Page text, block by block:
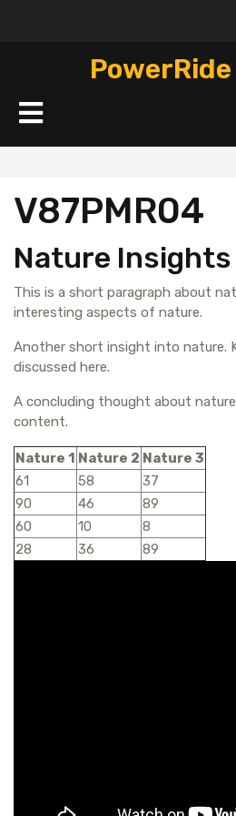
Кнопка
Открыть
V87PMR04
Nature Insights
This is a short paragraph about
interesting aspects of nature.
Another short insight into nature.
discussed here.
A concluding thought about
content.
Nature 1 Nature 2 Nature 3
61
58
37
90
46
89
60
10
8
28
36 89